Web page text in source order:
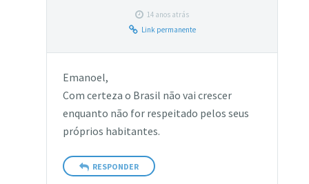
14 anos atrás
Link permanente
Emanoel,
Com certeza o Brasil não vai crescer
enquanto não for respeitado pelos seus
próprios habitantes.
RESPONDER